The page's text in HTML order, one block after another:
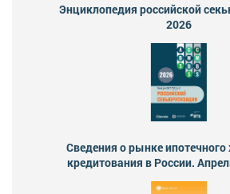
Энциклопедия российской
2026
Сведения о рынке
кредитования в России.